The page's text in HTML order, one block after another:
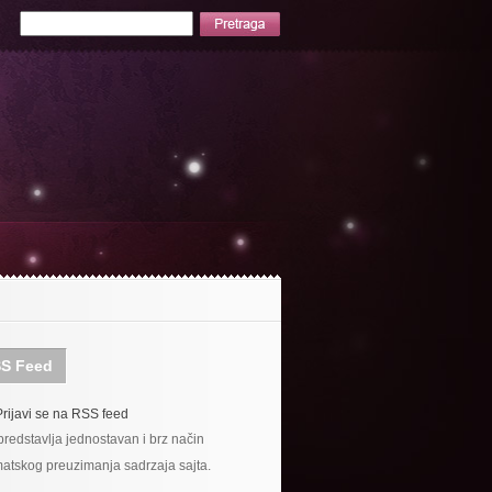
Feed
se na RSS feed
jednostavan i brz način
preuzimanja sadrzaja sajta.